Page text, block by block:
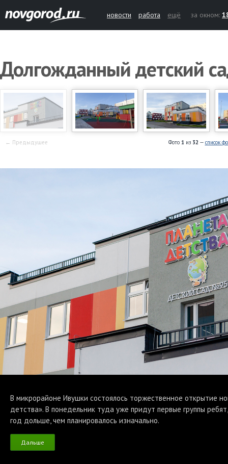
новости работа ещё за окном:
Долгожданный детский
Фото 1 из 32— список
← Предыдущее
В микрорайоне Ивушки состоялось торжественное открытие
детства». В понедельник туда уже придут первые группы
год дольше, чем планировалось изначально.
Дальше